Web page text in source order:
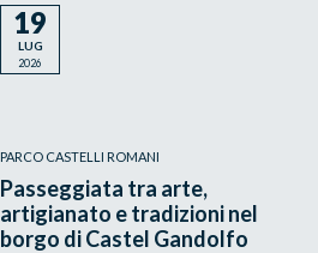
19
LUG
2026
PARCO CASTELLI ROMANI
Passeggiata tra arte,
artigianato e tradizioni nel
borgo di Castel Gandolfo